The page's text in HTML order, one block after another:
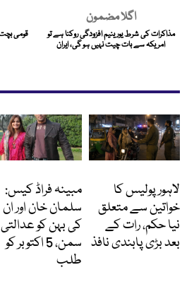
اگلا مضمون
مذاکرات کی شرط یورینیم افزودگی روکنا ہے تو
امریکہ سے بات چیت نہیں ہو گی، ایران
لاہور پولیس کا
خواتین سے متعلق
نیا حکم، رات کے
بعد بڑی پابندی نافذ
مبینہ فراڈ کیس:
سلمان خان اور ان
کی بہن کو عدالتی
سمن، 5 اکتوبر کو
طلب